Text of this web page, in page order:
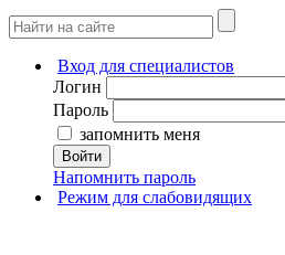
Вход для специалистов
Логин
Пароль
запомнить меня
Войти
Напомнить пароль
Режим для слабовидящих